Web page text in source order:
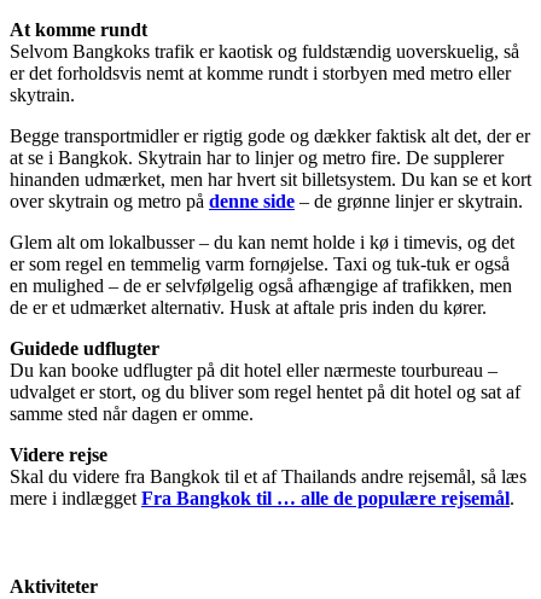
At komme rundt
Selvom Bangkoks trafik er kaotisk og fuldstændig uoverskuelig, så
er det forholdsvis nemt at komme rundt i storbyen med metro eller
skytrain.
Begge transportmidler er rigtig gode og dækker faktisk alt det, der er
at se i Bangkok. Skytrain har to linjer og metro fire. De supplerer
hinanden udmærket, men har hvert sit billetsystem. Du kan se et kort
over skytrain og metro på denne side – de grønne linjer er skytrain.
Glem alt om lokalbusser – du kan nemt holde i kø i timevis, og det
er som regel en temmelig varm fornøjelse. Taxi og tuk-tuk er også
en mulighed – de er selvfølgelig også afhængige af trafikken, men
de er et udmærket alternativ. Husk at aftale pris inden du kører.
Guidede udflugter
Du kan booke udflugter på dit hotel eller nærmeste tourbureau –
udvalget er stort, og du bliver som regel hentet på dit hotel og sat af
samme sted når dagen er omme.
Videre rejse
Skal du videre fra Bangkok til et af Thailands andre rejsemål, så læs
mere i indlægget Fra Bangkok til … alle de populære rejsemål.
Aktiviteter